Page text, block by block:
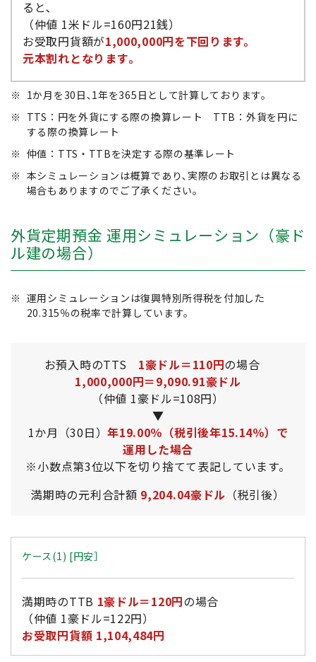
ると､
（仲値 1米ドル=160円21銭）
お受取円貨額が1,000,000円を下回ります。
元本割れとなります｡
※ 1か月を30日､1年を365日として計算しております。
※ TTS：円を外貨にする際の換算レート TTB：外貨を円に
する際の換算レート
※ 仲値：TTS・TTBを決定する際の基準レート
※ 本シミュレーションは概算であり､実際のお取引とは異なる
場合もありますのでご了承ください。
外貨定期預金 運用シミュレーション（豪ド
ル建の場合）
※ 運用シミュレーションは復興特別所得税を付加した
20.315％の税率で計算しています。
お預入時のTTS 1豪ドル＝110円の場合
1,000,000円＝9,090.91豪ドル
（仲値 1豪ドル=108円）
▼
1か月（30日）年19.00％（税引後年15.14％）で
運用した場合
※小数点第3位以下を切り捨てて表記しています。
満期時の元利合計額 9,204.04豪ドル （税引後）
ケース(1) [円安］
満期時のTTB 1豪ドル＝120円の場合
（仲値 1豪ドル=122円）
お受取円貨額 1,104,484円